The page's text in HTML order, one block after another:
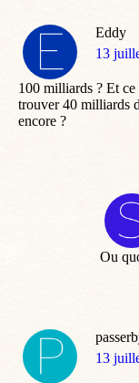
Eddy
dit
13
100 milliards ? Et ce
trouver 40 milliards
encore ?
Ou
dit
13